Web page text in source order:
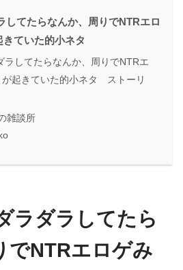
してたらなんか、周りでNTRエロ
ていた的小ネタ
ラしてたらなんか、周りでNTRエ
が起きていた的小ネタ ストーリ
雑談所
ラダラしてたら
でNTRエロゲみ